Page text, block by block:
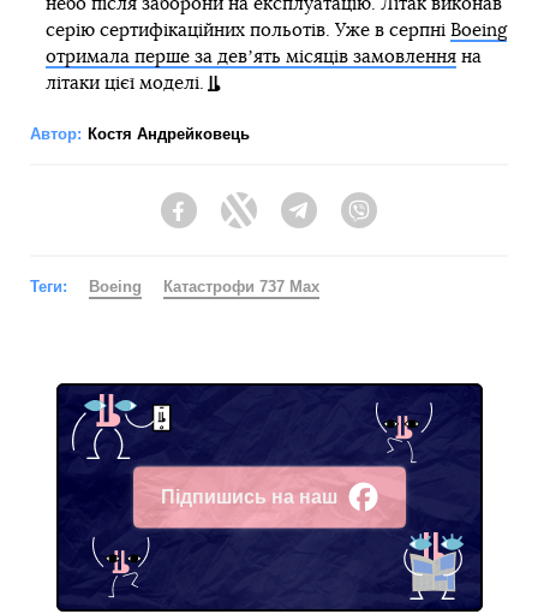
небо після заборони на експлуатацію. Літак виконав
серію сертифікаційних польотів. Уже в серпні Boeing
отримала перше за девʼять місяців замовленняна
літаки цієї моделі.
Автор: Костя Андрейковець
FacebookTwitter Telegram
Теги: Boeing Катастрофи 737 Max
Підпишись на наш
Facebook